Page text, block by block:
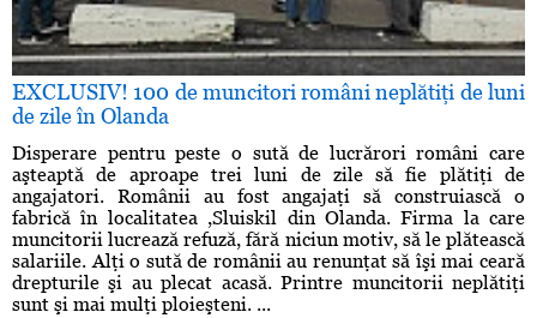
EXCLUSIV! 100 de muncitori români neplătiţi de luni
de zile în Olanda
Disperare pentru peste o sută de lucrărori români care
aşteaptă de aproape trei luni de zile să fie plătiţi de
angajatori. Românii au fost angajaţi să construiască o
fabrică în localitatea ,Sluiskil din Olanda. Firma la care
muncitorii lucrează refuză, fără niciun motiv, să le plătească
salariile. Alţi o sută de românii au renunţat să îşi mai ceară
drepturile şi au plecat acasă. Printre muncitorii neplătiţi
sunt şi mai mulţi ploieşteni. ...